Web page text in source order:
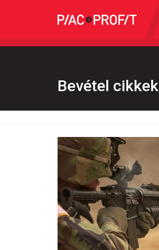
Bevétel cikkek